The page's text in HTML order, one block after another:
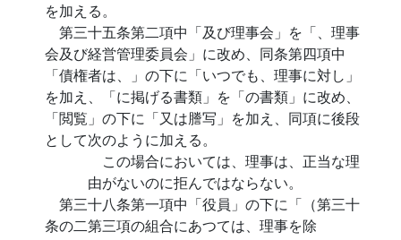
を加える。
第三十五条第二項中「及び理事会」を「、理事
会及び経営管理委員会」に改め、同条第四項中
「債権者は、」の下に「いつでも、理事に対し」
を加え、「に掲げる書類」を「の書類」に改め、
「閲覧」の下に「又は謄写」を加え、同項に後段
として次のように加える。
この場合においては、理事は、正当な理
由がないのに拒んではならない。
第三十八条第一項中「役員」の下に「（第三十
条の二第三項の組合にあつては、理事を除